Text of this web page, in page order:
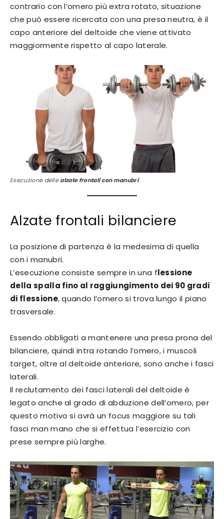
contrario con l’omero più extra rotato, situazione
che può essere ricercata con una presa neutra, è il
capo anteriore del deltoide che viene attivato
maggiormente rispetto al capo laterale.
Esecuzione dellealzate frontali con manubri
Alzate frontali bilanciere
La posizione di partenza è la medesima di quella
con i manubri.
L’esecuzione consiste sempre in una flessione
della spalla fino al raggiungimento dei 90 gradi
di flessione, quando l’omero si trova lungo il piano
trasversale.
Essendo obbligati a mantenere una presa prona del
bilanciere, quindi intra rotando l’omero, i muscoli
target, oltre al deltoide anteriore, sono anche i fasci
laterali.
Il reclutamento dei fasci laterali del deltoide è
legato anche al grado di abduzione dell’omero, per
questo motivo si avrà un focus maggiore su tali
fasci man mano che si effettua l’esercizio con
prese sempre più larghe.